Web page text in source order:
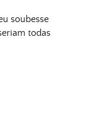
soubesse
todas